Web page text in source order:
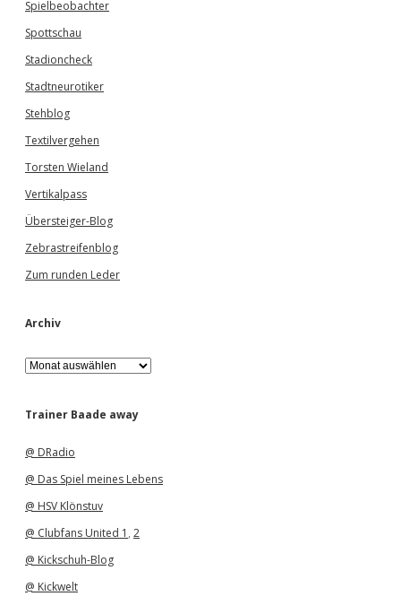
Spielbeobachter
Spottschau
Stadioncheck
Stadtneurotiker
Stehblog
Textilvergehen
Torsten Wieland
Vertikalpass
Übersteiger-Blog
Zebrastreifenblog
Zum runden Leder
Archiv
A
r
h
Trainer Baade away
@ DRadio
@ Das Spiel meines Lebens
@ HSV Klönstuv
@ Clubfans United 1 , 2
@ Kickschuh-Blog
@ Kickwelt